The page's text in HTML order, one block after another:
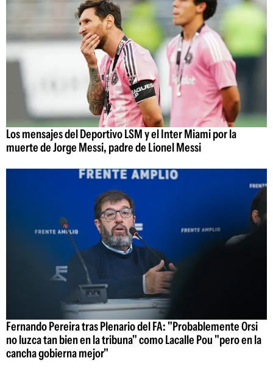
Los mensajes del Deportivo LSM y el Inter Miami por la
muerte de Jorge Messi, padre de Lionel Messi
Fernando Pereira tras Plenario del FA: "Probablemente Orsi
no luzca tan bien en la tribuna" como Lacalle Pou "pero en la
cancha gobierna mejor"